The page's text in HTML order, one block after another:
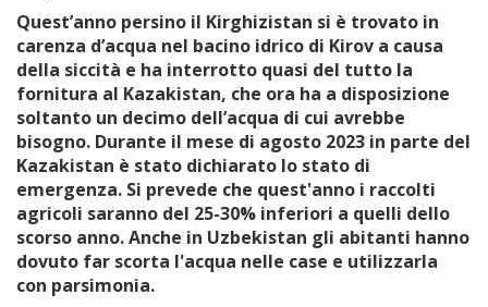
Quest’anno persino il Kirghizistan si è trovato in
carenza d’acqua nel bacino idrico di Kirov a causa
della siccità e ha interrotto quasi del tutto la
fornitura al Kazakistan, che ora ha a disposizione
soltanto un decimo dell’acqua di cui avrebbe
bisogno. Durante il mese di agosto 2023 in parte del
Kazakistan è stato dichiarato lo stato di
emergenza. Si prevede che quest'anno i raccolti
agricoli saranno del 25-30% inferiori a quelli dello
scorso anno. Anche in Uzbekistan gli abitanti hanno
dovuto far scorta l'acqua nelle case e utilizzarla
con parsimonia.